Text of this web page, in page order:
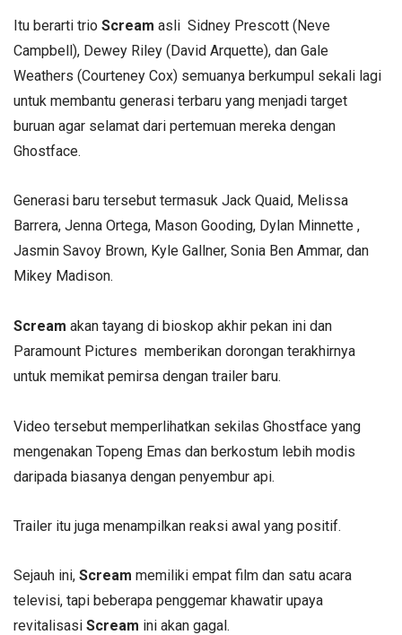
Itu berarti trio Scream asli Sidney Prescott (Neve
Campbell), Dewey Riley (David Arquette), dan Gale
Weathers (Courteney Cox) semuanya berkumpul sekali lagi
untuk membantu generasi terbaru yang menjadi target
buruan agar selamat dari pertemuan mereka dengan
Ghostface.
Generasi baru tersebut termasuk Jack Quaid, Melissa
Barrera, Jenna Ortega, Mason Gooding, Dylan Minnette ,
Jasmin Savoy Brown, Kyle Gallner, Sonia Ben Ammar, dan
Mikey Madison.
Scream akan tayang di bioskop akhir pekan ini dan
Paramount Pictures memberikan dorongan terakhirnya
untuk memikat pemirsa dengan trailer baru.
Video tersebut memperlihatkan sekilas Ghostface yang
mengenakan Topeng Emas dan berkostum lebih modis
daripada biasanya dengan penyembur api.
Trailer itu juga menampilkan reaksi awal yang positif.
Sejauh ini, Scream memiliki empat film dan satu acara
televisi, tapi beberapa penggemar khawatir upaya
revitalisasi Scream ini akan gagal.